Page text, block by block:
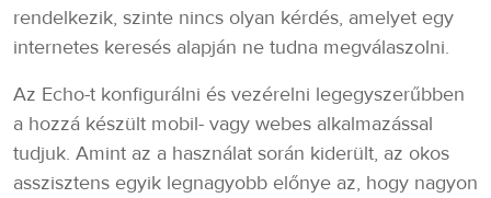
rendelkezik, szinte nincs olyan kérdés, amelyet egy
internetes keresés alapján ne tudna megválaszolni.
Az Echo-t konfigurálni és vezérelni legegyszerűbben
a hozzá készült mobil- vagy webes alkalmazással
tudjuk. Amint az a használat során kiderült, az okos
asszisztens egyik legnagyobb előnye az, hogy nagyon